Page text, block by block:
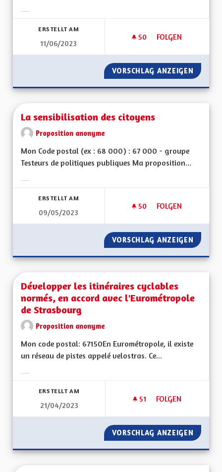
ERSTELLT AM
11/06/2023
50 50 FOLLOWER
FOLGEN
ROUTE DES
VORSCHLAG ANZEIGEN
La sensibilisation des citoyens
Proposition anonyme
Mon Code postal (ex : 68 000) : 67 000 - groupe
Testeurs de politiques publiques Ma proposition...
ERSTELLT AM
09/05/2023
50 50 FOLLOWER
FOLGEN
LA
VORSCHLAG ANZEIGEN LA
Développer les itinéraires cyclables
normés, en accord avec l'Eurométropole
de Strasbourg
Proposition anonyme
Mon code postal: 67150En Eurométropole, il existe
un réseau de pistes appelé velostras. Ce...
ERSTELLT AM
21/04/2023
51 51 FOLLOWER
FOLGEN
DÉVELOPPER LES
VORSCHLAG ANZEIGEN